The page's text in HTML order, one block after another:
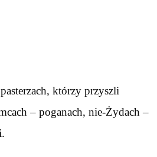
którzy przyszli
– poganach, nie-Żydach –